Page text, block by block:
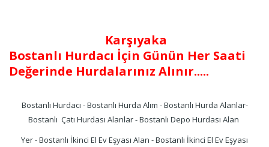
Karşıyaka
Bostanlı Hurdacı İçin Günün Her Saati
Değerinde Hurdalarınız Alınır.....
Bostanlı Hurdacı - Bostanlı Hurda Alım - Bostanlı Hurda Alanlar-
Bostanlı Çatı Hurdası Alanlar - Bostanlı Depo Hurdası Alan
Yer - Bostanlı İkinci El Ev Eşyası Alan - Bostanlı İkinci El Ev Eşyası